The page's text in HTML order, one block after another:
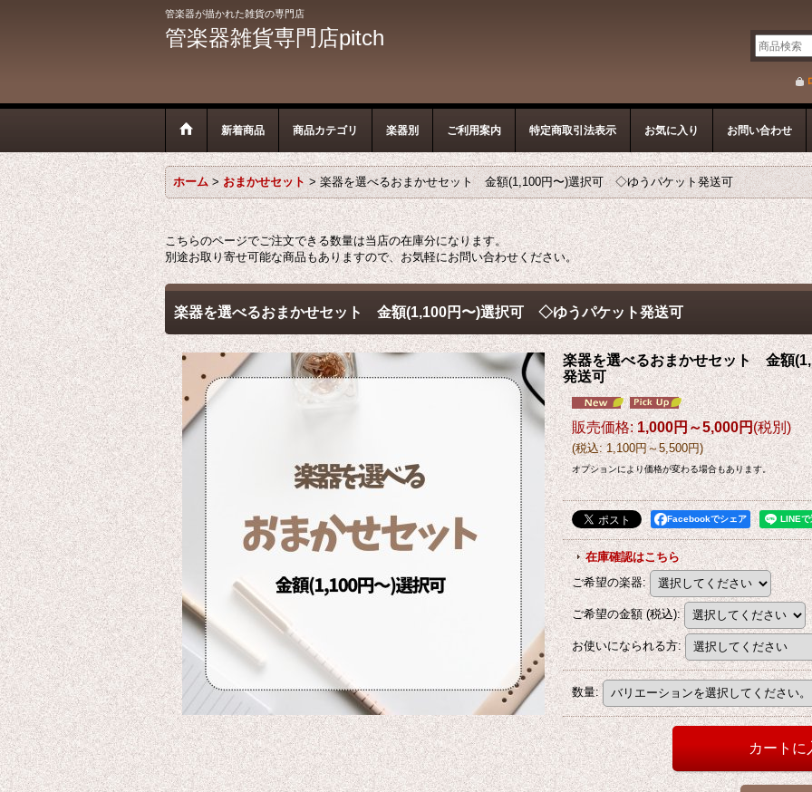
管楽器が描かれた雑貨の専門店
管楽器雑貨専門店pitch
新着商品 商品カテゴリ 楽器別 ご利用案内 特定商取引法表示 お気に入り お問い合わせ
ホーム > おまかせセット > 楽器を選べるおまかせセット 金額(1,100円〜)選択可 ◇ゆうパケット発送可
こちらのページでご注文できる数量は当店の在庫分になります。
別途お取り寄せ可能な商品もありますので、お気軽にお問い合わせください。
楽器を選べるおまかせセット 金額(1,100円〜)選択可 ◇ゆうパケット発送可
楽器を選べるおまかせセット 金額
発送可
販売価格: 1,000円～5,000円(税別)
(税込: 1,100円～5,500円)
オプションにより価格が変わる場合もあります。
Facebookでシェア
在庫確認はこちら
ご希望の楽器:
ご希望の金額 (税込):
お使いになられる方:
数量: